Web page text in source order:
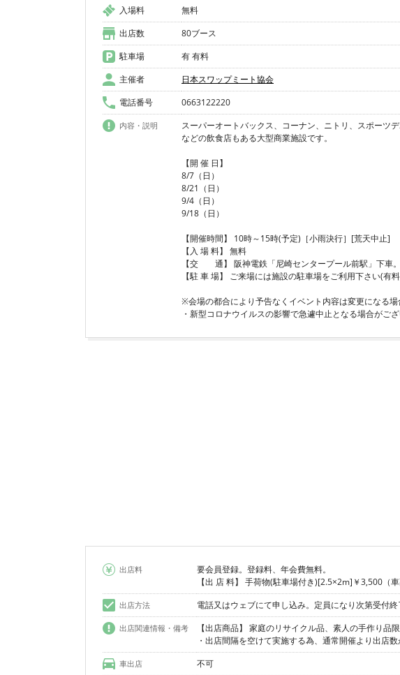
入場料
無料
出店数
80ブース
駐車場
有 有料
主催者
日本スワップミート協会
電話番号
0663122220
内容・説明
スーパーオートバックス、コーナン、ニトリ、スポーツ
などの飲食店もある大型商業施設です。
【開 催 日】
8/7（日）
8/21（日）
9/4（日）
9/18（日）
【開催時間】 10時～15時(予定)［小雨決行］[荒天中止]
【入 場 料】 無料
【交 通】 阪神電鉄「尼崎センタープール前駅」下車
【駐 車 場】 ご来場には施設の駐車場をご利用下さい(有
※会場の都合により予告なくイベント内容は変更になる場
出店料
要会員登録。登録料、年会費無料。
【出 店 料】 手荷物(駐車場付き)[2.5×2m]￥3,500
出店方法 電話又はウェブにて申し込み。定員になり次第受付終
出店関連情報・備考
【出店商品】 家庭のリサイクル品、素人の手作り品
車出店 不可